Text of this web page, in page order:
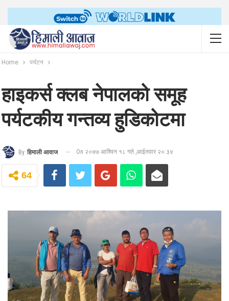
Home पर्यटन
हाइकर्स क्लब नेपालको समूह
पर्यटकीय गन्तव्य हुडिकोटमा
By हिमाली आवाज On २०७७ आश्विन १८ गते ,आईतवार २०:३४
64